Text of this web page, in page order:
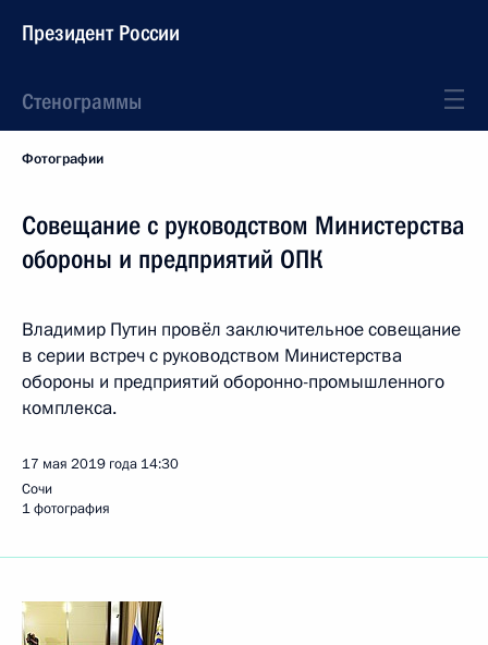
Президент России
Стенограммы
Фотографии
Совещание с руководством Министерства
обороны и предприятий ОПК
Владимир Путин провёл заключительное совещание
в серии встреч с руководством Министерства
обороны и предприятий оборонно-промышленного
комплекса.
17 мая 2019 года 14:30
Сочи
1 фотография